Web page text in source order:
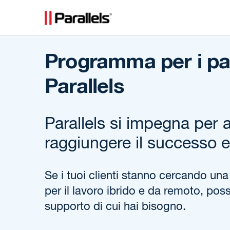
Programma per i
Parallels
Parallels si impegna per
raggiungere il successo
Se i tuoi clienti stanno cercando
per il lavoro ibrido e da remoto,
supporto di cui hai bisogno.